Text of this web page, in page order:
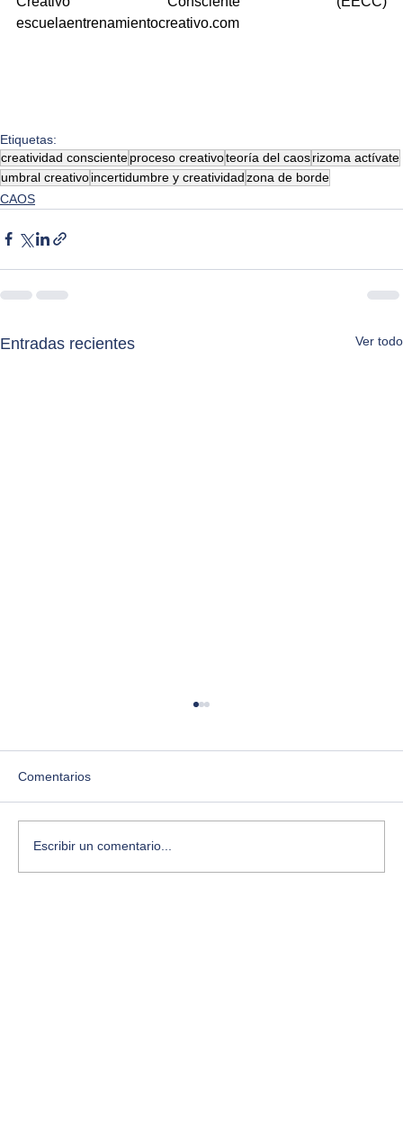
escuelaentrenamientocreativo.com
Etiquetas:
creatividad conscienteproceso creativoteoría del caosrizoma actívate
umbral creativoincertidumbre y creatividadzona de borde
CAOS
Entradas recientes Ver todo
Comentarios
Escribir un comentario...